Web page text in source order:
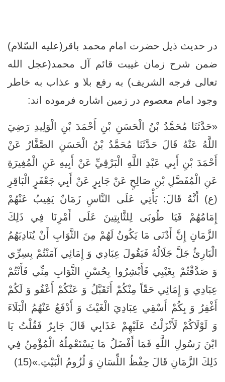
در حدیث ذیل حضرت امام محمد باقر(علیه السّلام)
ضمن شرح زمان غیبت قائم آل محمد(عجل الله
تعالی فرجه الشریف) به رفع بلا و عذاب به خاطر
وجود امام معصوم در زمین اشاره فرموده اند:
«حَدَّثَنَا مُحَمَّدُ بْنُ الْحَسَنِ بْنِ أَحْمَدَ بْنِ الْوَلِيدِ رَضِيَ
اللَّهُ عَنْهُ قَالَ حَدَّثَنَا مُحَمَّدُ بْنُ الْحَسَنِ الصَّفَّارُ عَنْ
أَحْمَدَ بْنِ أَبِي عَبْدِ اللَّهِ الْبَرْقِيِّ عَنْ أَبِيهِ عَنِ الْمُغِيرَةِ
عَنِ الْمُفَضَّلِ بْنِ صَالِحٍ عَنْ جَابِرٍ عَنْ أَبِي جَعْفَرٍ الْبَاقِرِ
(ع) أَنَّهُ قَالَ: يَأْتِي عَلَى النَّاسِ زَمَانٌ يَغِيبُ عَنْهُمْ
إِمَامُهُمْ فَيَا طُوبَى لِلثَّابِتِينَ عَلَى أَمْرِنَا فِي ذَلِكَ
الزَّمَانِ إِنَّ أَدْنَى مَا يَكُونُ لَهُمْ مِنَ الثَّوَابِ أَنْ يُنَادِيَهُمُ
الْبَارِئُ جَلَّ جَلَالُهُ فَيَقُولَ عِبَادِي‏ وَ إِمَائِي آمَنْتُمْ بِسِرِّي
وَ صَدَّقْتُمْ بِغَيْبِي فَأَبْشِرُوا بِحُسْنِ الثَّوَابِ مِنِّي فَأَنْتُمْ
عِبَادِي وَ إِمَائِي حَقّاً مِنْكُمْ أَتَقَبَّلُ وَ عَنْكُمْ أَعْفُو وَ لَكُمْ
أَغْفِرُ وَ بِكُمْ أَسْقِي عِبَادِيَ الْغَيْثَ وَ أَدْفَعُ عَنْهُمُ الْبَلَاءَ
وَ لَوْلَاكُمْ لَأَنْزَلْتُ عَلَيْهِمْ عَذَابِي قَالَ جَابِرٌ فَقُلْتُ يَا
ابْنَ رَسُولِ اللَّهِ فَمَا أَفْضَلُ مَا يَسْتَعْمِلُهُ الْمُؤْمِنُ فِي
ذَلِكَ الزَّمَانِ قَالَ حِفْظُ اللِّسَانِ وَ لُزُومُ الْبَيْتِ.»(15)